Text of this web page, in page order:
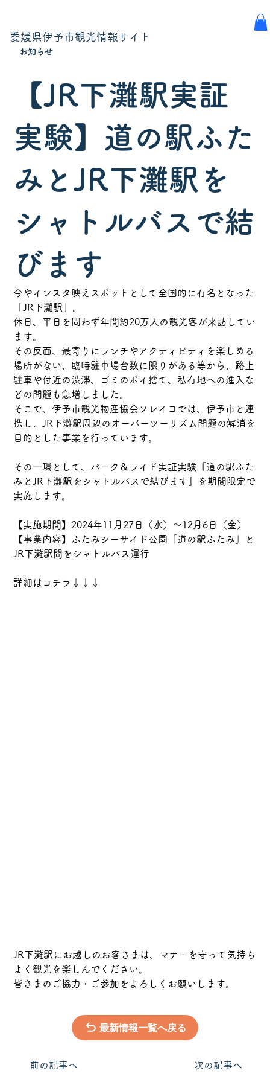
愛媛県伊予市観光情報サイト
【JR下灘駅実証
実験】道の駅ふた
みとJR下灘駅を
シャトルバスで結
びます
お知らせ
今やインスタ映えスポットとして全国的に有名となった
「JR下灘駅」。
休日、平日を問わず年間約20万人の観光客が来訪してい
ます。
その反面、 最寄りにランチやアクティビティを楽しめる
場所がない、臨時駐車場台数に限りがある等から、路上
駐車や付近の渋滞、ゴミのポイ捨て、私有地への進入な
どの問題も急増しました。
そこで、伊予市観光物産協会ソレイヨでは、伊予市と連
携し、JR下灘駅周辺のオーバーツーリズム問題の解消を
目的とした事業を行っています。
その一環として、パーク＆ライド実証実験『道の駅ふた
みとJR下灘駅をシャトルバスで結びます』を期間限定で
実施します。
【実施期間】2024年11月27日（水）～12月6日（金）
【事業内容】ふたみシーサイド公園「道の駅ふたみ」と
JR下灘駅間をシャトルバス運行
詳細はコチラ↓↓↓
JR下灘駅にお越しのお客さまは、マナーを守って気持ち
よく観光を楽しんでください。
皆さまのご協力・ご参加をよろしくお願いします。
最新情報一覧へ戻る
​前の記事へ 次の記事へ